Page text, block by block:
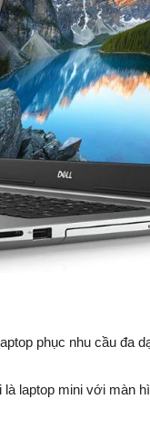
phục nhu cầu đa
laptop mini với màn